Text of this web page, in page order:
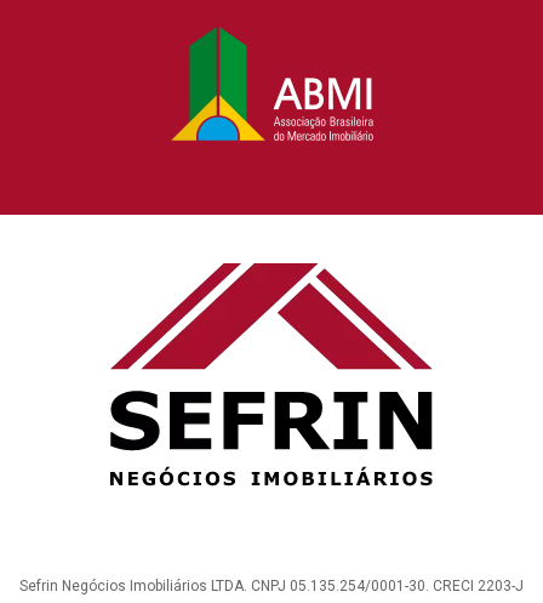
Sefrin Negócios Imobiliários LTDA. CNPJ 05.135.254/0001-30. CRECI 2203-J